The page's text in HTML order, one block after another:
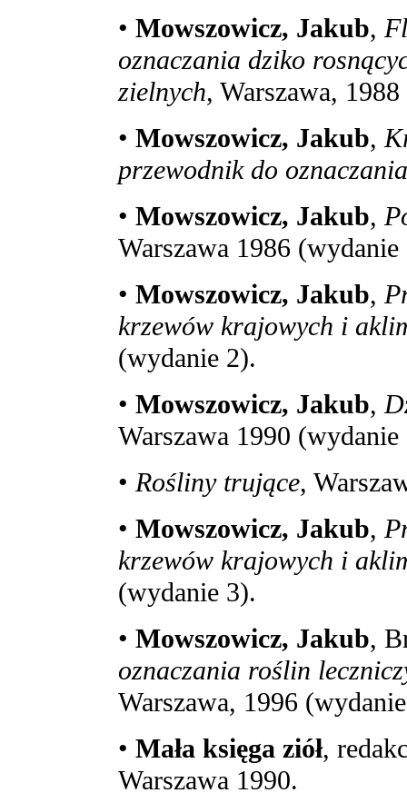
• Mowszowicz, Jakub,
oznaczania dziko
zielnych, Warszawa,
• Mowszowicz, Jakub,
przewodnik do
• Mowszowicz, Jakub,
Warszawa 1986 (wydanie
• Mowszowicz, Jakub,
krzewów krajowych i
(wydanie 2).
• Mowszowicz, Jakub,
Warszawa 1990 (wydanie
• Rośliny trujące,
• Mowszowicz, Jakub,
krzewów krajowych i
(wydanie 3).
• Mowszowicz, Jakub,
oznaczania roślin
Warszawa, 1996
• Mała księga ziół,
Warszawa 1990.